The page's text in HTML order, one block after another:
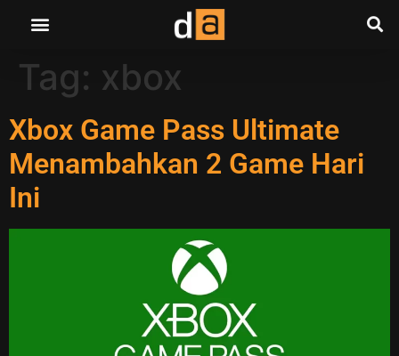
Tag: xbox
Xbox Game Pass Ultimate
Menambahkan 2 Game Hari
Ini